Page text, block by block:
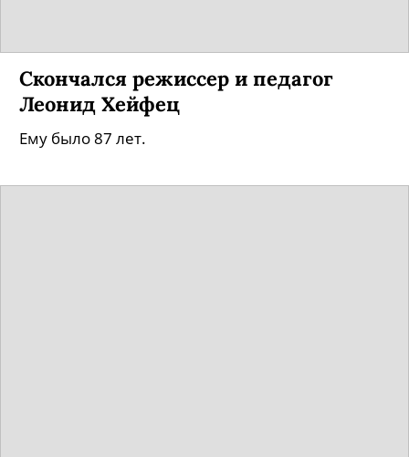
Скончался режиссер и педагог
Леонид Хейфец
Ему было 87 лет.